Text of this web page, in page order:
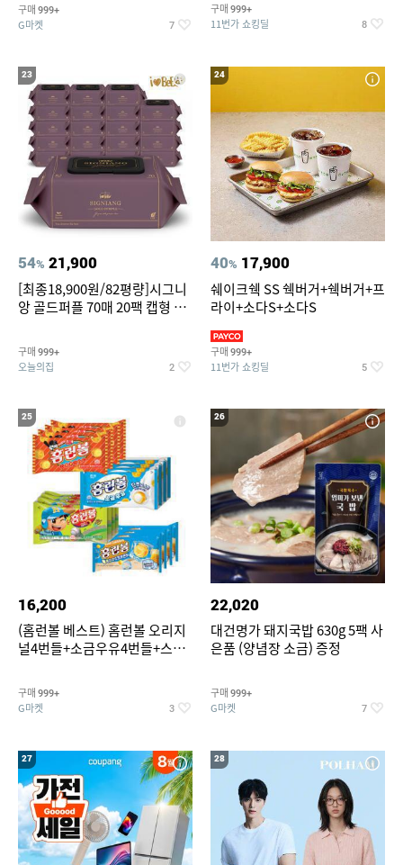
구매 999+
G마켓 7
구매 999+
11번가 쇼킹딜 8
23
54% 21,900
[최종18,900원/82평량]시그니
앙 골드퍼플 70매 20팩 캡형 아
구매 999+
오늘의집 2
24
40% 17,900
쉐이크쉑 SS 쉑버거+쉑버거+프
라이+소다S+소다S
구매 999+
11번가 쇼킹딜 5
25
16,200
(홈런볼 베스트) 홈런볼 오리지
널4번들+소금우유4번들+스윗
콘맛4번들
구매 999+
G마켓 3
26
22,020
대건명가 돼지국밥 630g 5팩 사
은품 (양념장 소금) 증정
구매 999+
G마켓 7
27 28